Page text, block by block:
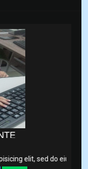
elit, sed do eiusmod